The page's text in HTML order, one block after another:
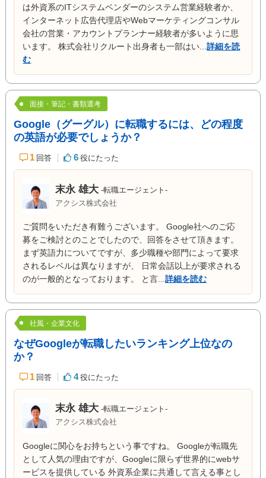
は外資系のITシステムベンダーのシステム営業経験者か、
インターネット広告代理店やWebマーケティングコンサル
会社の営業・アカウントプランナー経験者が多いように思
います。 株式会社リクルート出身者も一部はい...詳細を読
む
面接・筆記・書類選考
Google（グーグル）に転職するには、どの程度
の英語が必要でしょうか？
1 回答 6 役にたった
末永 雄大 -転職エージェント-
アクシス株式会社
ご質問をいただき有難うございます。 Google社へのご応
募をご検討とのことでしたので、回答をさせて頂きます。
まず英語力についてですが、多少職種や部門によって要求
されるレベルは異なりますが、 日常会話以上が要求される
のが一般的となっております。 と言...詳細を読む
社風・企業文化
なぜGoogleが転職したいランキング上位なの
か？
1 回答 4 役にたった
末永 雄大 -転職エージェント-
アクシス株式会社
Googleに関心をお持ちという事ですね。 Googleが転職先
として人気の理由ですが、Googleに限らず世界的にwebサ
ービスを提供している 外資系企業に共通して言える事とし